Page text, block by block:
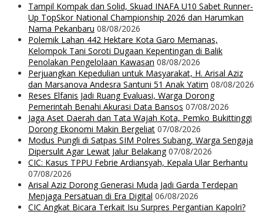
Tampil Kompak dan Solid, Skuad INAFA U10 Sabet Runner-
Up TopSkor National Championship 2026 dan Harumkan
Nama Pekanbaru 08/08/2026
Polemik Lahan 442 Hektare Kota Garo Memanas,
Kelompok Tani Soroti Dugaan Kepentingan di Balik
Penolakan Pengelolaan Kawasan 08/08/2026
Perjuangkan Kepedulian untuk Masyarakat, H. Arisal Aziz
dan Marsanova Andesra Santuni 51 Anak Yatim 08/08/2026
Reses Elfanis Jadi Ruang Evaluasi, Warga Dorong
Pemerintah Benahi Akurasi Data Bansos 07/08/2026
Jaga Aset Daerah dan Tata Wajah Kota, Pemko Bukittinggi
Dorong Ekonomi Makin Bergeliat 07/08/2026
Modus Pungli di Satpas SIM Polres Subang, Warga Sengaja
Dipersulit Agar Lewat Jalur Belakang 07/08/2026
CIC: Kasus TPPU Febrie Ardiansyah, Kepala Ular Berhantu
07/08/2026
Arisal Aziz Dorong Generasi Muda Jadi Garda Terdepan
Menjaga Persatuan di Era Digital 06/08/2026
CIC Angkat Bicara Terkait Isu Surpres Pergantian Kapolri?